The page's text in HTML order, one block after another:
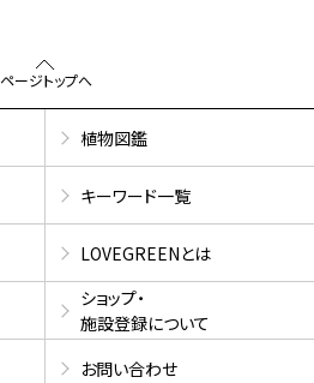
ページトップへ
植物図鑑
キーワード一覧
LOVEGREENとは
ショップ・
施設登録について
お問い合わせ